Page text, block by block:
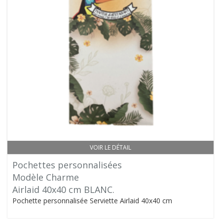
VOIR LE DÉTAIL
Pochettes personnalisées
Modèle Charme
Airlaid 40x40 cm BLANC.
Pochette personnalisée Serviette Airlaid 40x40 cm